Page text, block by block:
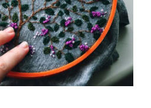
de Empresas
Publicitarios